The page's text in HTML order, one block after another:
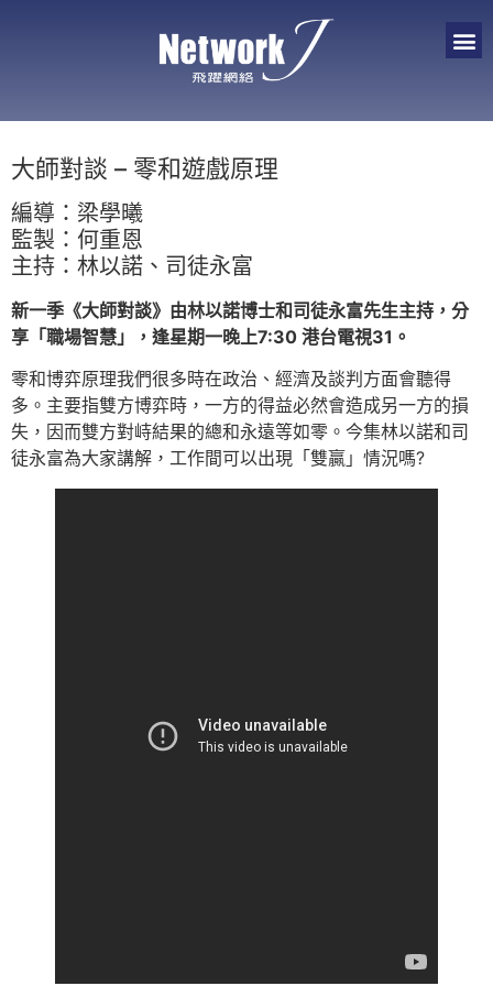
大師對談 – 零和遊戲原理
編導：梁學曦
監製：何重恩
主持：林以諾、司徒永富
新一季《大師對談》由林以諾博士和司徒永富先生主持，分
享「職場智慧」，逢星期一晚上7:30 港台電視31。
零和博弈原理我們很多時在政治、經濟及談判方面會聽得
多。主要指雙方博弈時，一方的得益必然會造成另一方的損
失，因而雙方對峙結果的總和永遠等如零。今集林以諾和司
徒永富為大家講解，工作間可以出現「雙贏」情況嗎?